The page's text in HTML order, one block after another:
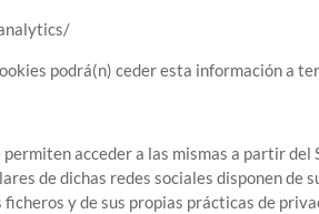
podrá(n) ceder esta información a
acceder a las mismas a partir
de dichas redes sociales disponen de
ficheros y de sus propias prácticas de